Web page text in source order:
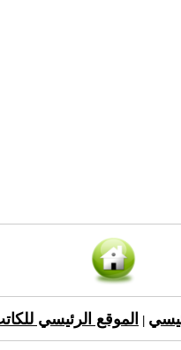
الموقع الرئيسي